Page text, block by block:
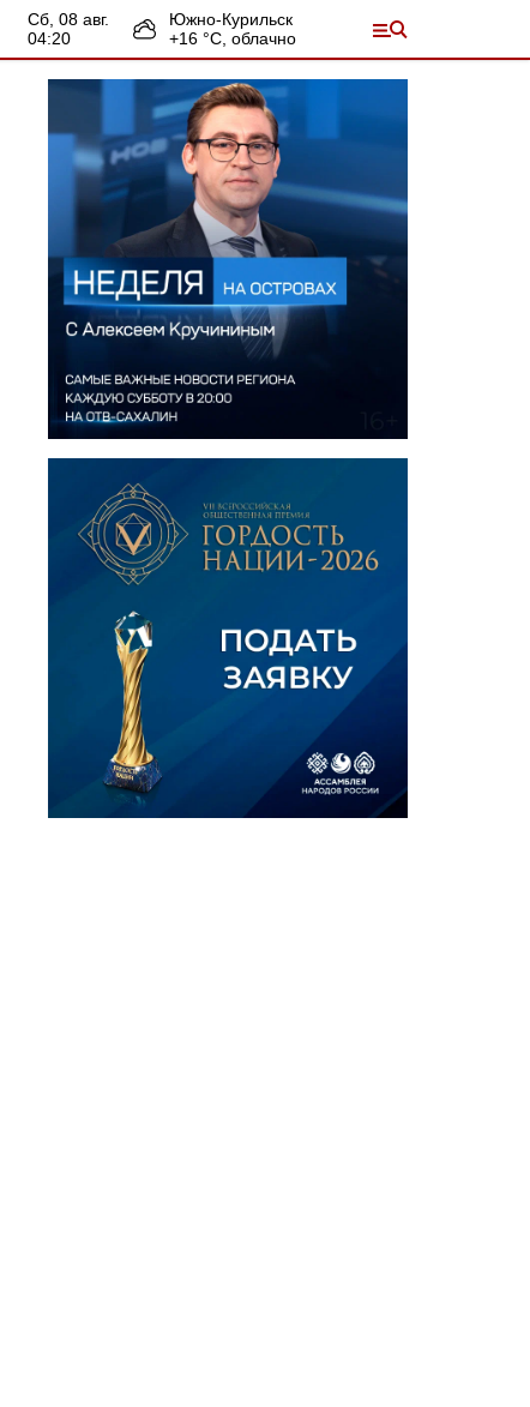
сб, 08 авг.
04:20
Южно-Курильск
+16 °С, облачно